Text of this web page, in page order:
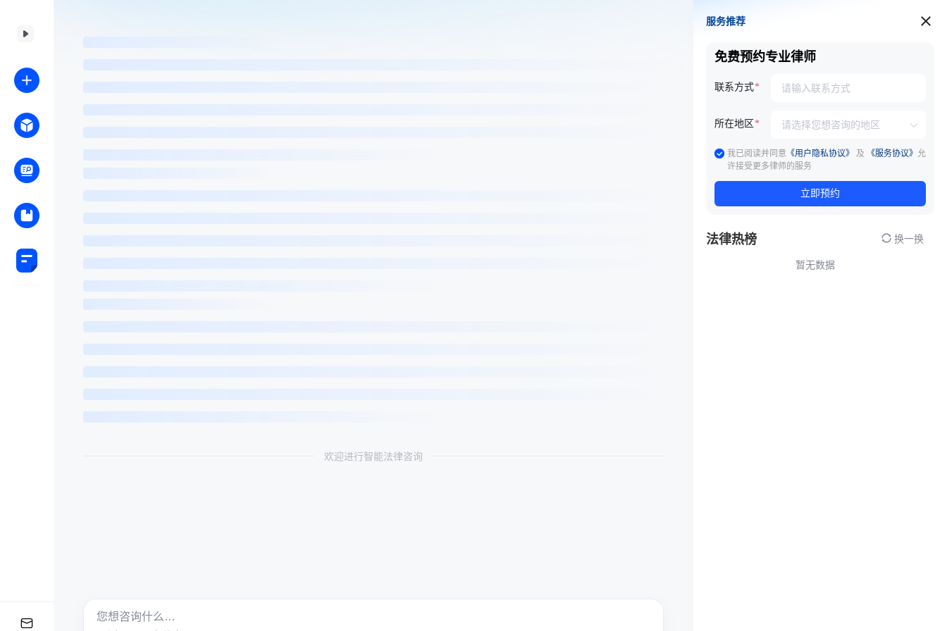
欢迎进行智能法律咨询
服务推荐
服务推荐
免费预约专业律师
联系方式
所在地区
我已阅读并同意 《用户隐私协议》 及 《服务协议》 允
许接受更多律师的服务
立即预约
法律热榜 换一换
暂无数据